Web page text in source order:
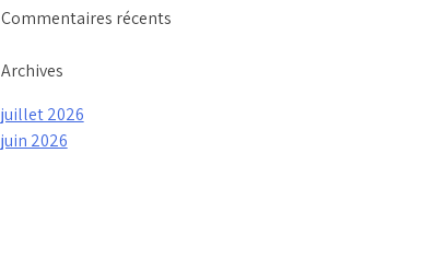
Commentaires récents
Archives
juillet 2026
juin 2026